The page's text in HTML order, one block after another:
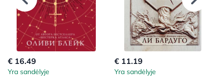
€ 16.49
Yra sandėlyje
€ 11.19
Yra sandėlyje